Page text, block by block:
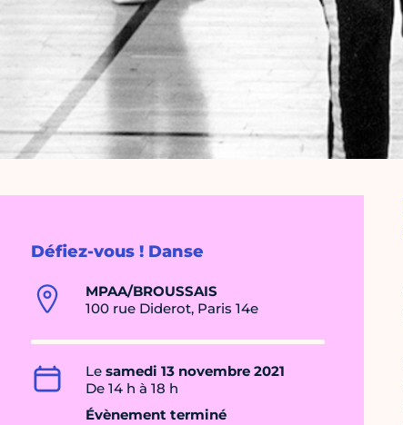
Défiez-vous ! Danse
MPAA/BROUSSAIS
100 rue Diderot, Paris 14e
Le samedi 13 novembre 2021
De 14 h à 18 h
Évènement terminé